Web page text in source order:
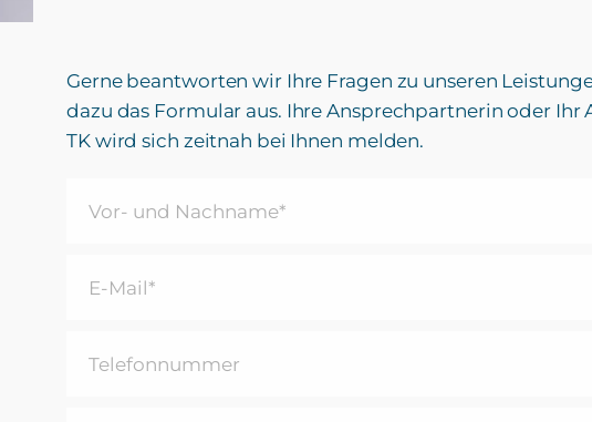
Gerne beantworten wir Ihre Fragen zu unseren
dazu das Formular aus. Ihre Ansprechpartnerin oder
TK wird sich zeitnah bei Ihnen melden.